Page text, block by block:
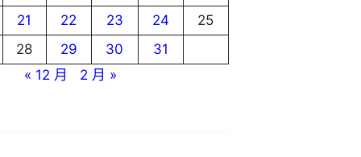
21
22 23 24
25
28
29 30
31
« 12 月
2 月 »